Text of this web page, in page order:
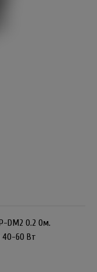
DM2 0.2 Ом.
40-60 Вт